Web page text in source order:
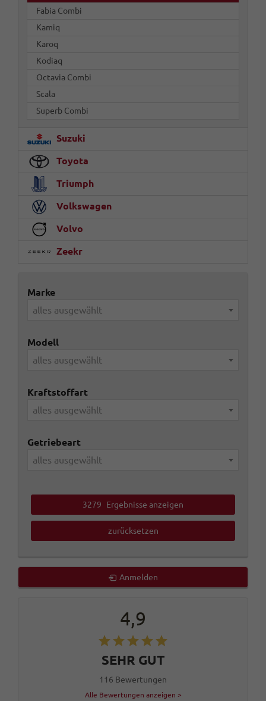
Fabia Combi
Kamiq
Karoq
Kodiaq
Octavia Combi
Scala
Superb Combi
Suzuki
Toyota
Triumph
Volkswagen
Volvo
Zeekr
Marke
alles ausgewählt
Modell
alles ausgewählt
Kraftstoffart
alles ausgewählt
Getriebeart
alles ausgewählt
3279 Ergebnisse anzeigen
zurücksetzen
Anmelden
4,9
SEHR GUT
116 Bewertungen
Alle Bewertungen anzeigen >